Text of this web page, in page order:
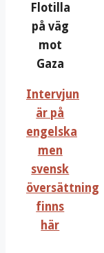
Flotilla
på väg
mot
Gaza
Intervjun
är på
engelska
men
svensk
översättning
finns
här